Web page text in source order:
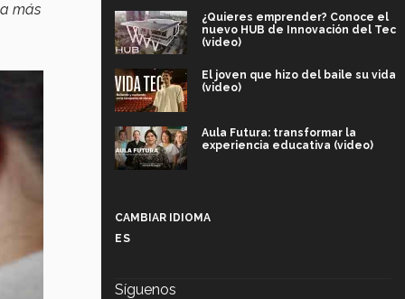
más
¿Quieres emprender? Conoce el
nuevo HUB de Innovación del Tec
(video)
El joven que hizo del baile su vida
(video)
Aula Futura: transformar la
experiencia educativa (video)
CAMBIAR IDIOMA
ES
Síguenos